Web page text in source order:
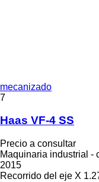
mecanizado
7
Haas VF-4 SS
Precio a consultar
Maquinaria industrial -
2015
Recorrido del eje X